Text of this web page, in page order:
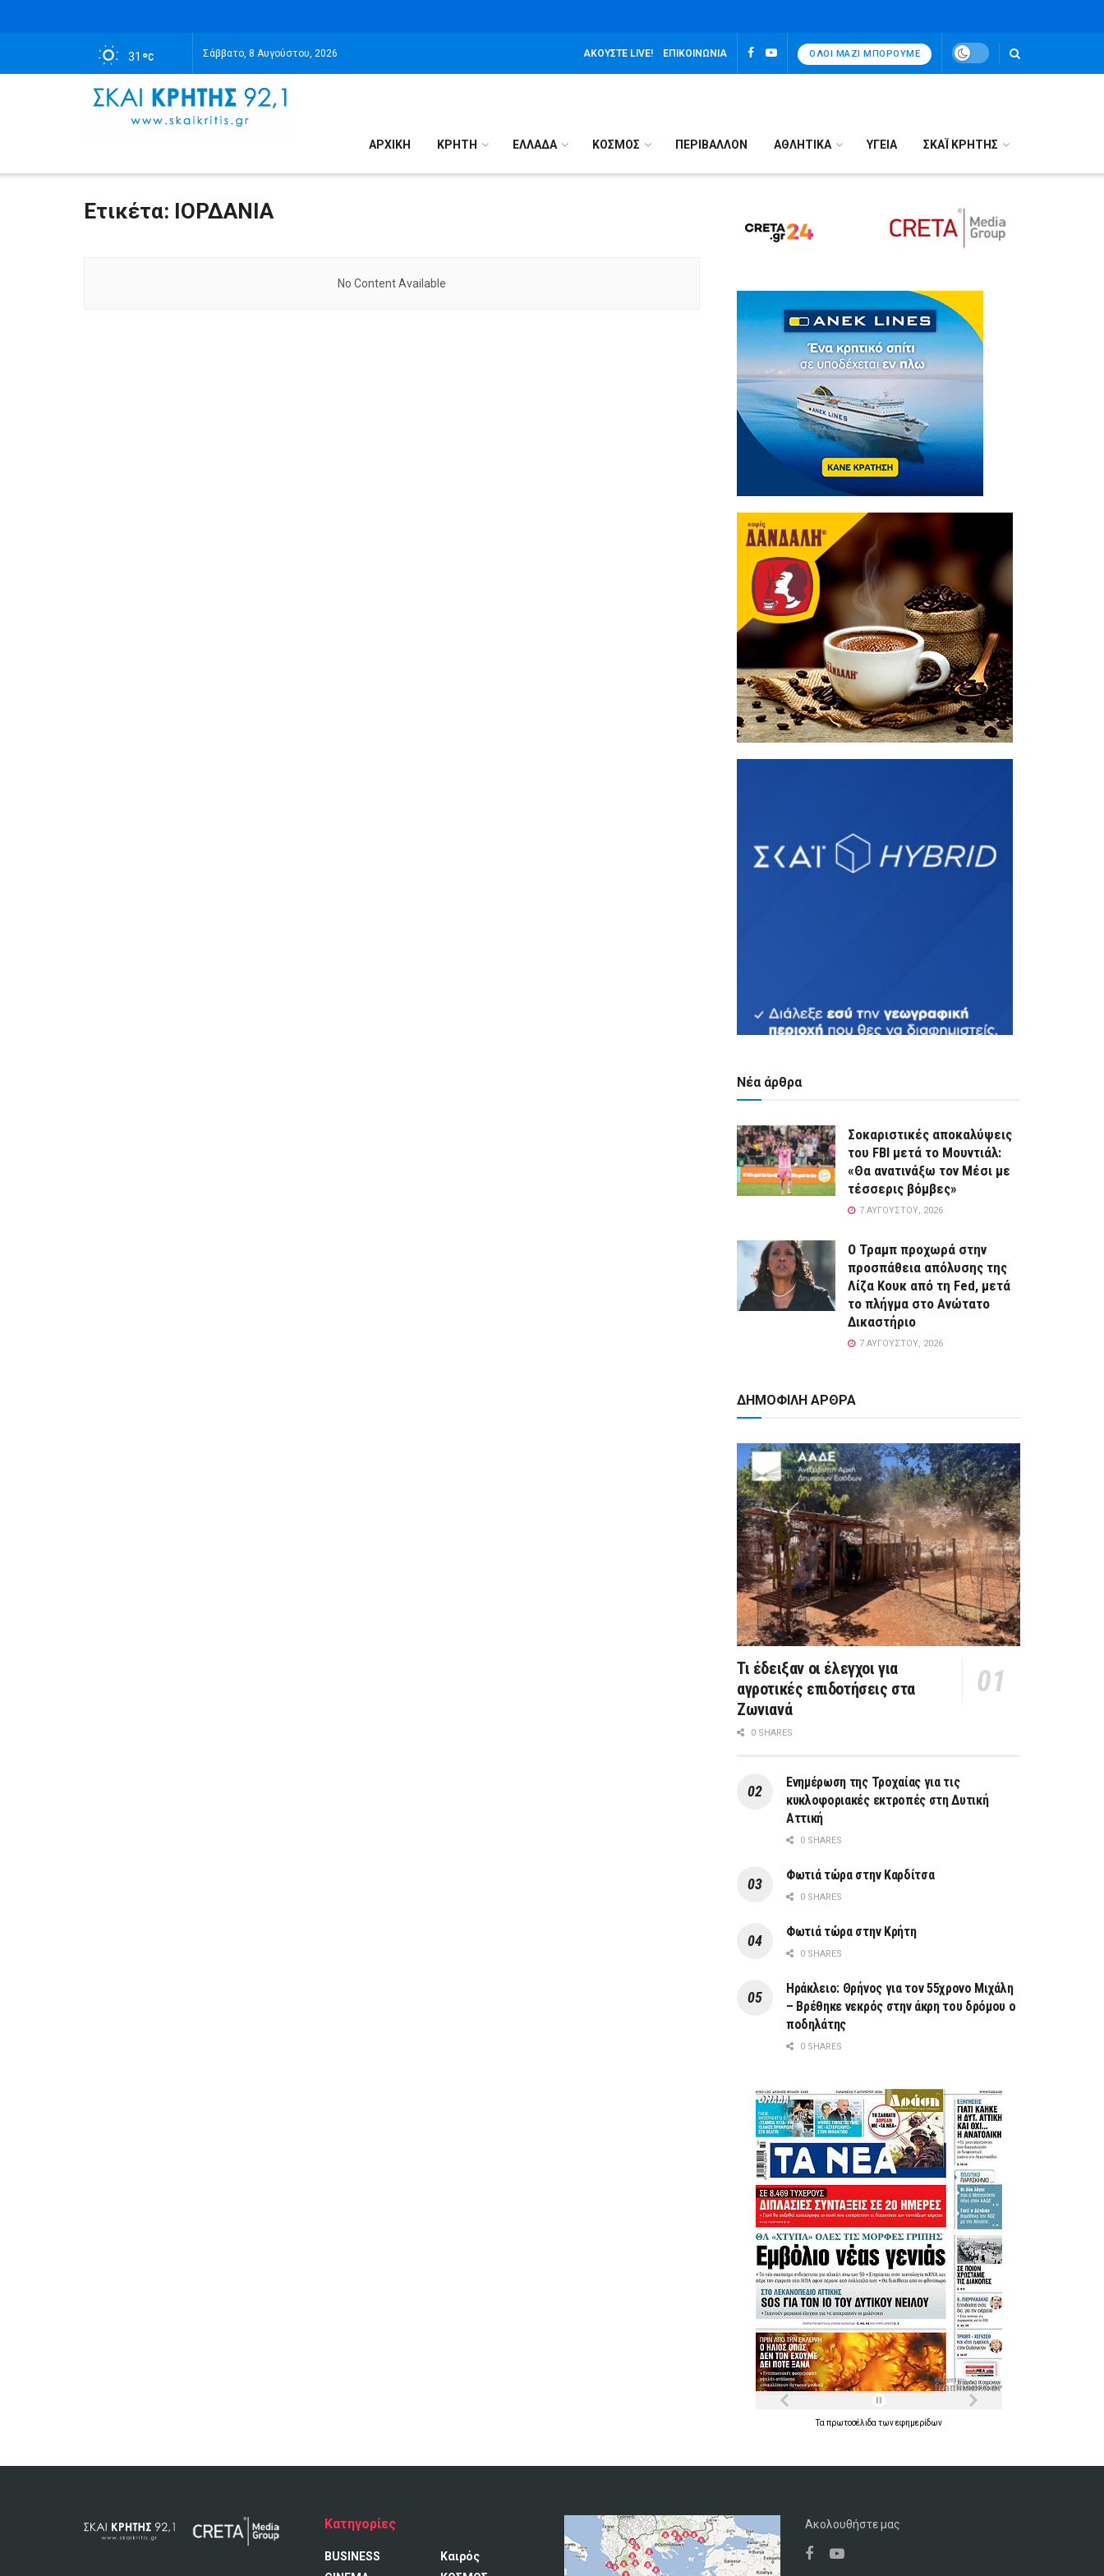
31 Σάββατο, 8 Αυγούστου, 2026 ΑΚΟΎΣΤΕ LIVE! ΕΠΙΚΟΙΝΩΝΊΑ ΌΛΟΙ ΜΑΖΊ ΜΠΟΡΟΎΜΕ
ΑΡΧΙΚΉ ΚΡΗΤΗ ΕΛΛΑΔΑ ΚΟΣΜΟΣ ΠΕΡΙΒΑΛΛΟΝ ΑΘΛΗΤΙΚΑ ΥΓΕΙΑ ΣΚΑΪ ΚΡΗΤΗΣ
Ετικέτα: ΙΟΡΔΑΝΙΑ
No Content Available
Νέα άρθρα
Σοκαριστικές αποκαλύψεις
του FBI μετά το Μουντιάλ:
«Θα ανατινάξω τον Μέσι με
τέσσερις βόμβες»
7 ΑΥΓΟΎΣΤΟΥ, 2026
Ο Τραμπ προχωρά στην
προσπάθεια απόλυσης της
Λίζα Κουκ από τη Fed, μετά
το πλήγμα στο Ανώτατο
Δικαστήριο
7 ΑΥΓΟΎΣΤΟΥ, 2026
ΔΗΜΟΦΙΛΗ ΑΡΘΡΑ
Τι έδειξαν οι έλεγχοι για
αγροτικές επιδοτήσεις στα
Ζωνιανά
0 SHARES
Ενημέρωση της Τροχαίας για τις
κυκλοφοριακές εκτροπές στη Δυτική
Αττική
0 SHARES
Φωτιά τώρα στην Καρδίτσα
0 SHARES
Φωτιά τώρα στην Κρήτη
0 SHARES
Ηράκλειο: Θρήνος για τον 55χρονο Μιχάλη
– Βρέθηκε νεκρός στην άκρη του δρόμου ο
ποδηλάτης
0 SHARES
Τα πρωτοσέλιδα τωνεφημερίδων
Κατηγορίες
BUSINESS
Καιρός
Ακολουθήστε μας